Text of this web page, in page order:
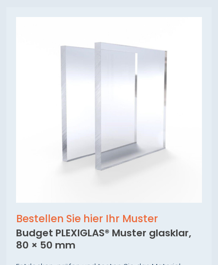
Bestellen Sie hier Ihr Muster
Budget PLEXIGLAS® Muster glasklar,
80 × 50 mm